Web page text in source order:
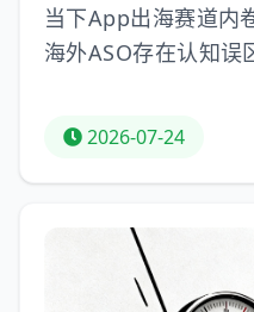
当下App出海赛道内
海外ASO存在认知误
高阶ASO是全周期
增量，ASO自然增长
知，遵循全球化统一
双轨模型；高阶关键
景矩阵；元数据优化
觉素材本地化消除文
2026-07-24